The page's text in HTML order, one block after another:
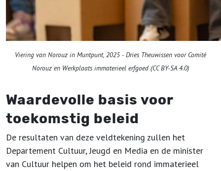
Viering van Norouz in Muntpunt, 2025 - Dries Theuwissen voor Comité
Norouz en Werkplaats immaterieel erfgoed (CC BY-SA 4.0)
Waardevolle basis voor
toekomstig beleid
De resultaten van deze veldtekening zullen het
Departement Cultuur, Jeugd en Media en de minister
van Cultuur helpen om het beleid rond immaterieel